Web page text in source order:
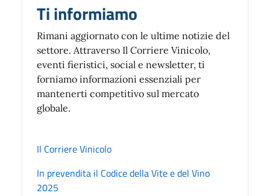
Ti informiamo
Rimani aggiornato con le ultime notizie del
settore. Attraverso Il Corriere Vinicolo,
eventi fieristici, social e newsletter, ti
forniamo informazioni essenziali per
mantenerti competitivo sul mercato
globale.
Il Corriere Vinicolo
In prevendita il Codice della Vite e del Vino
2025